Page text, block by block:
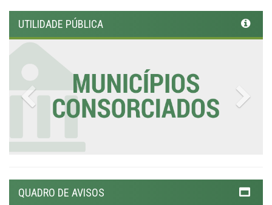
UTILIDADE PÚBLICA
Previous
QUADRO DE AVISOS